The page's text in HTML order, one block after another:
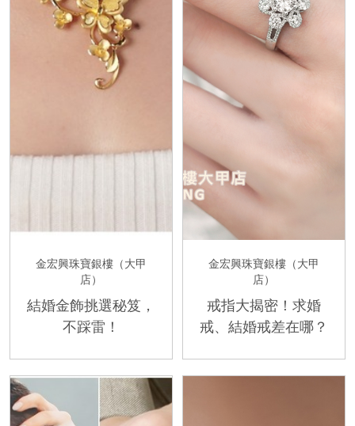
金宏興珠寶銀樓（大甲
店）
結婚金飾挑選秘笈，
不踩雷！
金宏興珠寶銀樓（大甲
店）
戒指大揭密！求婚
戒、結婚戒差在哪？